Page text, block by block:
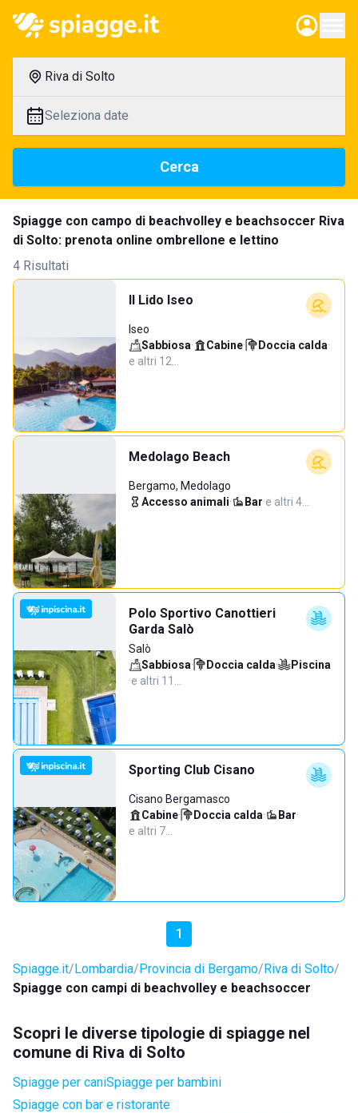
Riva di Solto
Seleziona date
Cerca
Spiagge con campo di beachvolley e beachsoccer Riva
di Solto: prenota online ombrellone e lettino
4 Risultati
Il Lido Iseo
Iseo
Sabbiosa· Cabine· Doccia calda·
e altri 12…
Medolago Beach
Bergamo, Medolago
Accesso animali· Bar·e altri 4…
Polo Sportivo Canottieri
Garda Salò
Salò
Sabbiosa· Doccia calda·
Piscina
·e altri 11…
Sporting Club Cisano
Cisano Bergamasco
Cabine· Doccia calda· Bar·
e altri 7…
1
Spiagge.it Lombardia Provincia di Bergamo Riva di Solto
Spiagge con campi di beachvolley e beachsoccer
Scopri le diverse tipologie di spiagge nel
comune di Riva di Solto
Spiagge per caniSpiagge per bambini
Spiagge con bar e ristorante